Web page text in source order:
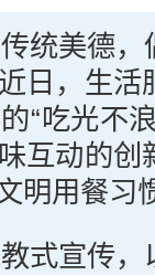
统美德
日，生活
“吃光不
互动的创
明用餐习
式宣传